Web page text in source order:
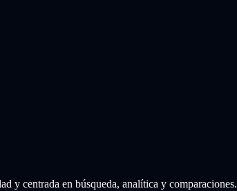
y centrada en búsqueda, analítica y comparaciones.